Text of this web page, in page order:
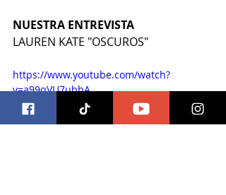
NUESTRA ENTREVISTA
LAUREN KATE "OSCUROS"
https://www.youtube.com/watch?
v=a99qVU7ubbA